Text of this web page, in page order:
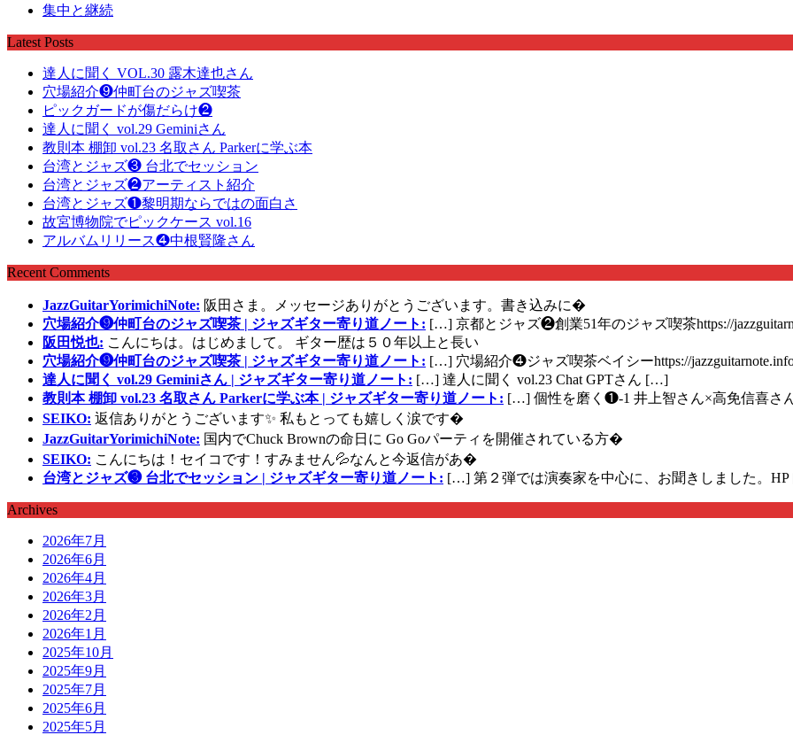
集中と継続
Latest Posts
達人に聞く VOL.30 露木達也さん
穴場紹介❾仲町台のジャズ喫茶
ピックガードが傷だらけ❷
達人に聞く vol.29 Geminiさん
教則本 棚卸 vol.23 名取さん Parkerに学ぶ本
台湾とジャズ❸ 台北でセッション
台湾とジャズ❷アーティスト紹介
台湾とジャズ❶黎明期ならではの面白さ
故宮博物院でピックケース vol.16
アルバムリリース❹中根賢隆さん
Recent Comments
JazzGuitarYorimichiNote: 阪田さま。メッセージありがとうございます。書き込みに�
穴場紹介❾仲町台のジャズ喫茶 | ジャズギター寄り道ノート: […] 京都とジャズ❷創業51年のジャズ喫茶https://
阪田悦也: こんにちは。はじめまして。 ギター歴は５０年以上と長い
穴場紹介❾仲町台のジャズ喫茶 | ジャズギター寄り道ノート: […] 穴場紹介❹ジャズ喫茶ベイシーhttps://
達人に聞く vol.29 Geminiさん | ジャズギター寄り道ノート: […] 達人に聞く vol.23 Chat GPTさん […]
教則本 棚卸 vol.23 名取さん Parkerに学ぶ本 | ジャズギター寄り道ノート: […] 個性を磨く❶-1 井上智さん×高免信喜さん
SEIKO: 返信ありがとうございます✨ 私もとっても嬉しく涙です�
JazzGuitarYorimichiNote: 国内でChuck Brownの命日に Go Goパーティを開催されている方�
SEIKO: こんにちは！セイコです！すみません💦なんと今返信があ�
台湾とジャズ❸ 台北でセッション | ジャズギター寄り道ノート: […] 第２弾では演奏家を中心に、お聞きしました。
Archives
2026年7月
2026年6月
2026年4月
2026年3月
2026年2月
2026年1月
2025年10月
2025年9月
2025年7月
2025年6月
2025年5月